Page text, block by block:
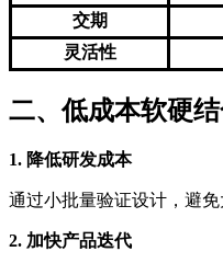
交期
灵活性
二、低成本软硬
1. 降低研发成本
通过小批量验证设计，避免
2. 加快产品迭代